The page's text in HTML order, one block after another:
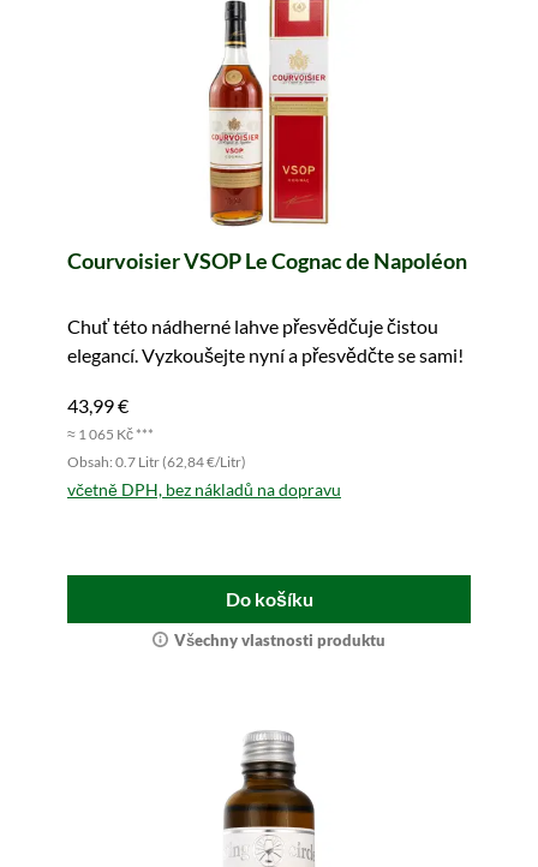
Courvoisier VSOP Le Cognac de Napoléon
Chuť této nádherné lahve přesvědčuje čistou
elegancí. Vyzkoušejte nyní a přesvědčte se sami!
43,99 €
≈ 1 065 Kč ***
Obsah: 0.7 Litr (62,84 €/Litr)
včetně DPH, bez nákladů na dopravu
Do košíku
Všechny vlastnosti produktu